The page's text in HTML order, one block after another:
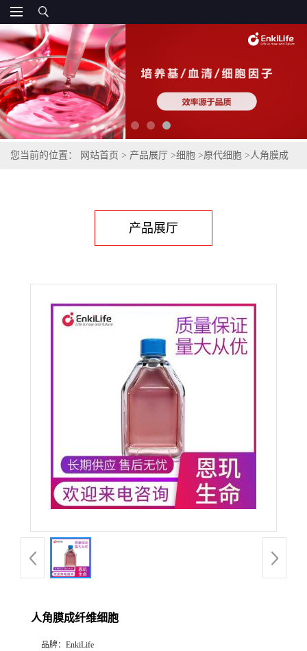
您当前的位置： 网站首页 > 产品展厅 >细胞 >原代细胞 >人角膜成
产品展厅
人角膜成纤维细胞
品牌： EnkiLife